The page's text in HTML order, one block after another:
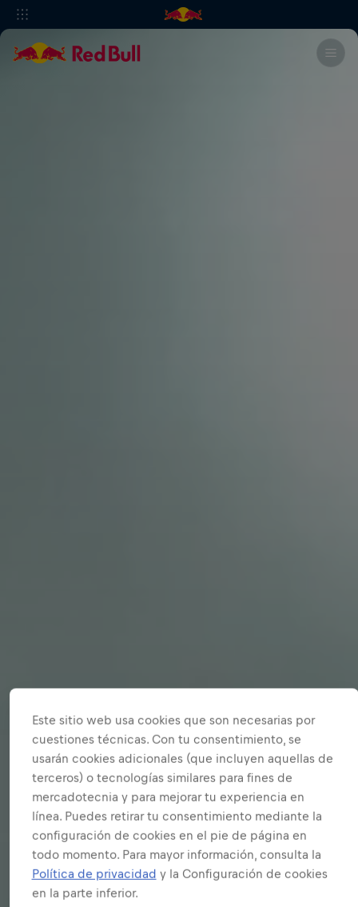
Este sitio web usa cookies que son necesarias por
cuestiones técnicas. Con tu consentimiento, se
usarán cookies adicionales (que incluyen aquellas de
terceros) o tecnologías similares para fines de
mercadotecnia y para mejorar tu experiencia en
línea. Puedes retirar tu consentimiento mediante la
configuración de cookies en el pie de página en
todo momento. Para mayor información, consulta la
Política de privacidad y la Configuración de cookies
en la parte inferior.